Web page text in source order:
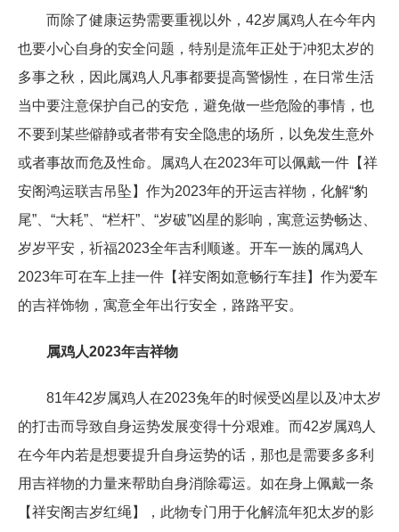
而除了健康运势需要重视以外，42岁属鸡人在今年内
也要小心自身的安全问题，特别是流年正处于冲犯太岁的
多事之秋，因此属鸡人凡事都要提高警惕性，在日常生活
当中要注意保护自己的安危，避免做一些危险的事情，也
不要到某些僻静或者带有安全隐患的场所，以免发生意外
或者事故而危及性命。属鸡人在2023年可以佩戴一件【祥
安阁鸿运联吉吊坠】作为2023年的开运吉祥物，化解“豹
尾”、“大耗”、“栏杆”、“岁破”凶星的影响，寓意运势畅达、
岁岁平安，祈福2023全年吉利顺遂。开车一族的属鸡人
2023年可在车上挂一件【祥安阁如意畅行车挂】作为爱车
的吉祥饰物，寓意全年出行安全，路路平安。
属鸡人2023年吉祥物
81年42岁属鸡人在2023兔年的时候受凶星以及冲太岁
的打击而导致自身运势发展变得十分艰难。而42岁属鸡人
在今年内若是想要提升自身运势的话，那也是需要多多利
用吉祥物的力量来帮助自身消除霉运。如在身上佩戴一条
【祥安阁吉岁红绳】，此物专门用于化解流年犯太岁的影